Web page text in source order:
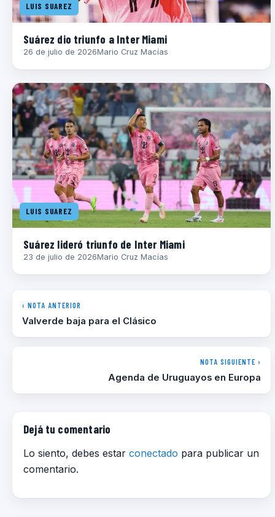
LUIS SUAREZ
Suárez dio triunfo a Inter Miami
26 de julio de 2026Mario Cruz Macías
LUIS SUAREZ
Suárez lideró triunfo de Inter Miami
23 de julio de 2026Mario Cruz Macías
‹ NOTA ANTERIOR
Valverde baja para el Clásico
NOTA SIGUIENTE ›
Agenda de Uruguayos en Europa
Dejá tu comentario
Lo siento, debes estar conectado para publicar un
comentario.